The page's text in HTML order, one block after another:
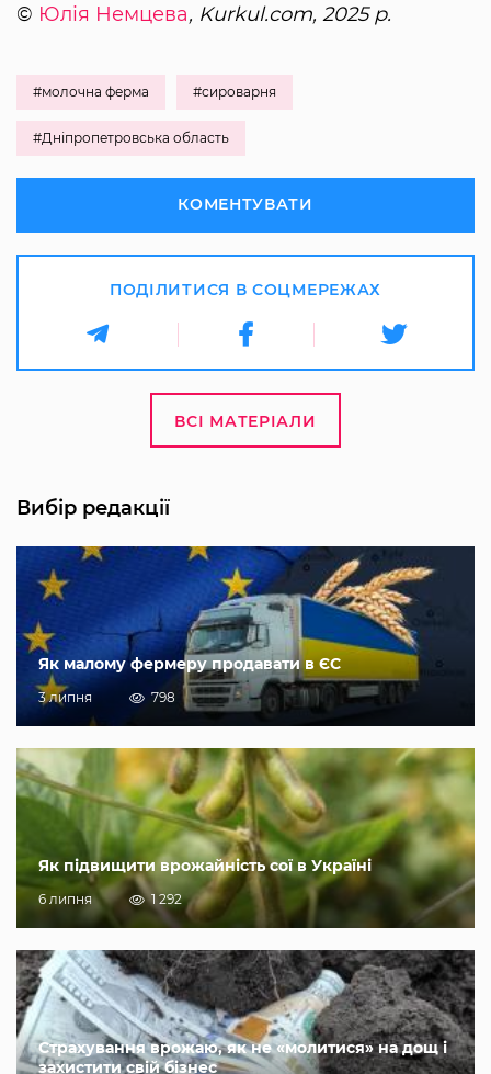
© Юлія Немцева, Kurkul.com, 2025 р.
#молочна ферма #сироварня
#Дніпропетровська область
КОМЕНТУВАТИ
ПОДІЛИТИСЯ В СОЦМЕРЕЖАХ
ВСІ МАТЕРІАЛИ
Вибір редакції
Як малому фермеру продавати в ЄС
3 липня 798
Як підвищити врожайність сої в Україні
6 липня 1 292
Страхування врожаю, як не «молитися» на дощ і
захистити свій бізнес